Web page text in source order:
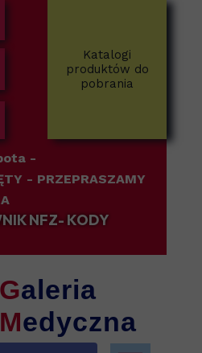
-
- PRZEPRASZAMY
Galeria
Medyczna
Katalogi
produktów do
pobrania
NFZ- KODY